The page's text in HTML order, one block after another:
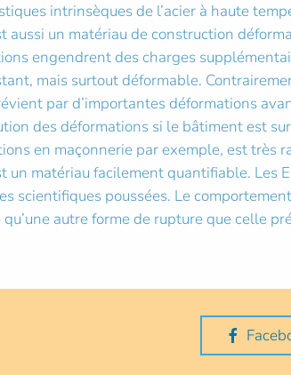
intrinsèques de l’acier à haute
aussi un matériau de construction
engendrent des charges
mais surtout déformable.
par d’importantes déformations
des déformations si le bâtiment est
en maçonnerie par exemple, est très
un matériau facilement quantifiable. Les
scientifiques poussées. Le
qu’une autre forme de rupture que celle